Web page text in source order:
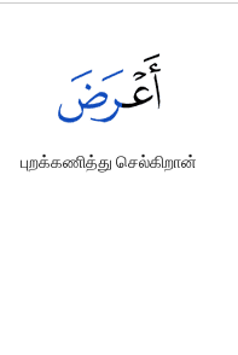
புறக்கணித்து செல்கிறான்